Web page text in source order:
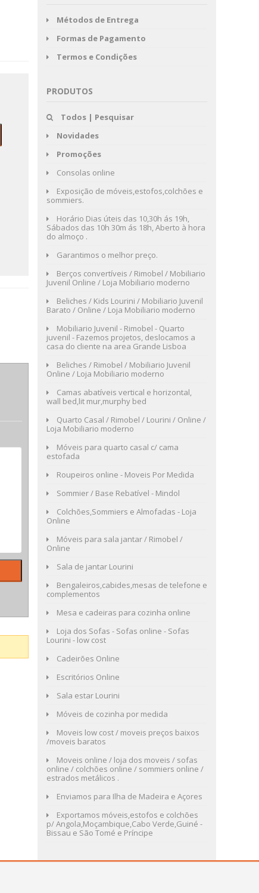
Métodos de Entrega
Formas de Pagamento
Termos e Condições
PRODUTOS
Todos | Pesquisar
Novidades
Promoções
Consolas online
Exposição de móveis,estofos,colchões e
sommiers.
Horário Dias úteis das 10,30h ás 19h,
Sábados das 10h 30m ás 18h, Aberto à hora
do almoço .
Garantimos o melhor preço.
Berços convertíveis / Rimobel / Mobiliario
Juvenil Online / Loja Mobiliario moderno
Beliches / Kids Lourini / Mobiliario Juvenil
Barato / Online / Loja Mobiliario moderno
Mobiliario Juvenil - Rimobel - Quarto
juvenil - Fazemos projetos, deslocamos a
casa do cliente na area Grande Lisboa
Beliches / Rimobel / Mobiliario Juvenil
Online / Loja Mobiliario moderno
Camas abatíveis vertical e horizontal,
wall bed,lit mur,murphy bed
Quarto Casal / Rimobel / Lourini / Online /
Loja Mobiliario moderno
Móveis para quarto casal c/ cama
estofada
Roupeiros online - Moveis Por Medida
Sommier / Base Rebatível - Mindol
Colchões,Sommiers e Almofadas - Loja
Online
Móveis para sala jantar / Rimobel /
Online
Sala de jantar Lourini
Bengaleiros,cabides,mesas de telefone e
complementos
Mesa e cadeiras para cozinha online
Loja dos Sofas - Sofas online - Sofas
Lourini - low cost
Cadeirões Online
Escritórios Online
Sala estar Lourini
Móveis de cozinha por medida
Moveis low cost / moveis preços baixos
/moveis baratos
Moveis online / loja dos moveis / sofas
online / colchões online / sommiers online /
estrados metálicos .
Enviamos para Ilha de Madeira e Açores
Exportamos móveis,estofos e colchões
p/ Angola,Moçambique,Cabo Verde,Guiné -
Bissau e São Tomé e Príncipe